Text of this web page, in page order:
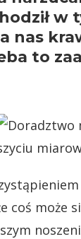
nas
to
coś może